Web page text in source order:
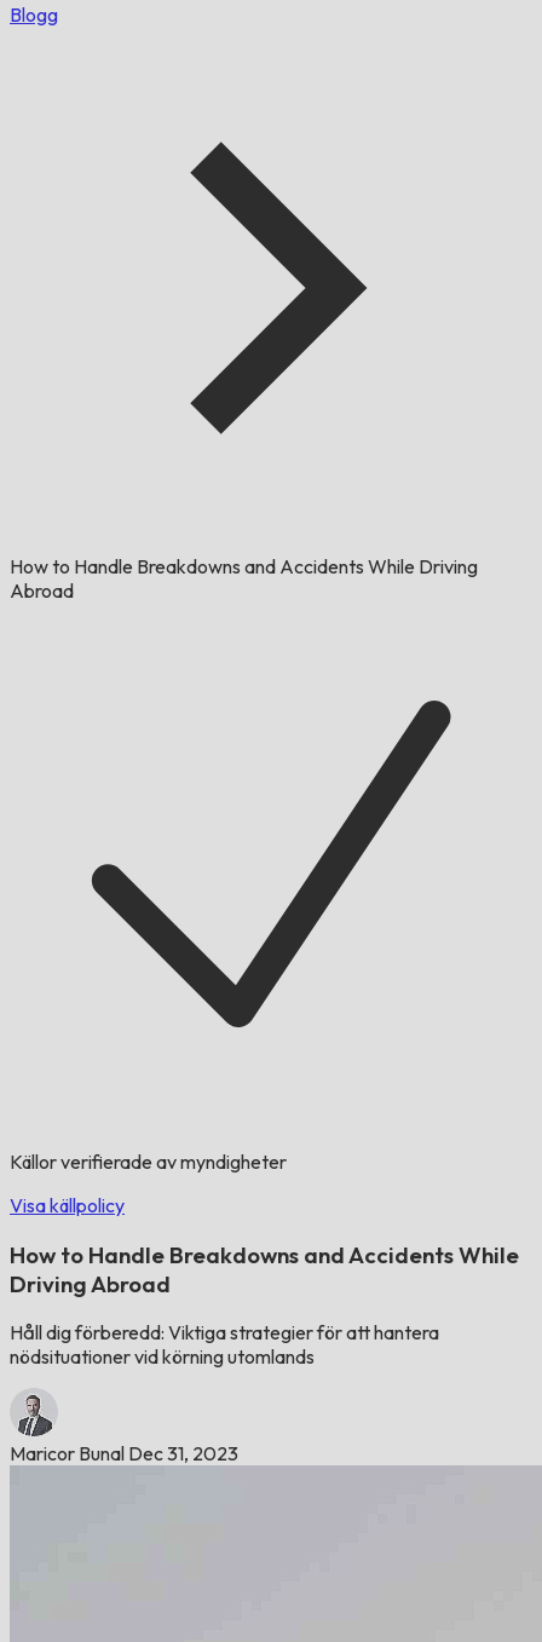
Blogg
How to Handle Breakdowns and Accidents While Driving
Abroad
Källor verifierade av myndigheter
Visa källpolicy
How to Handle Breakdowns and Accidents While
Driving Abroad
Håll dig förberedd: Viktiga strategier för att hantera
nödsituationer vid körning utomlands
Maricor Bunal Dec 31, 2023